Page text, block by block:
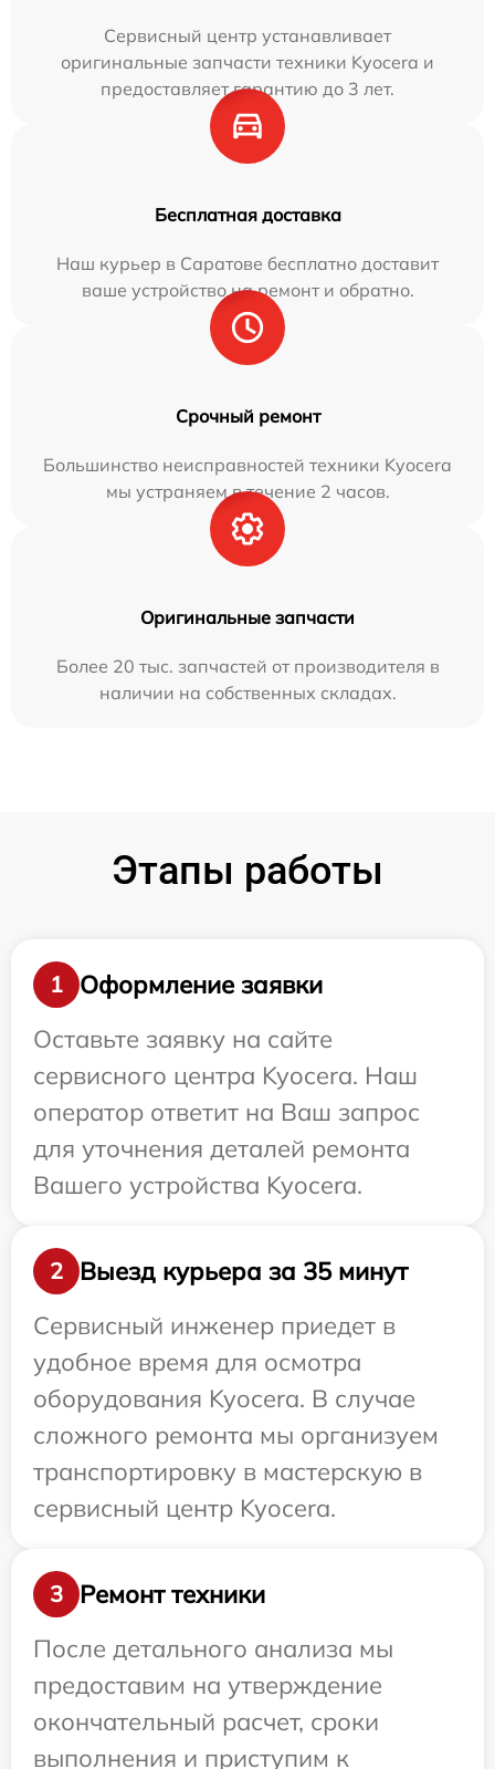
Сервисный центр устанавливает
оригинальные запчасти техники Kyocera и
предоставляет гарантию до 3 лет.
Бесплатная доставка
Наш курьер в Саратове бесплатно доставит
ваше устройство на ремонт и обратно.
Срочный ремонт
Большинство неисправностей техники Kyocera
мы устраняем в течение 2 часов.
Оригинальные запчасти
Более 20 тыс. запчастей от производителя в
наличии на собственных складах.
Этапы работы
1
Оформление заявки
Оставьте заявку на сайте
сервисного центра Kyocera. Наш
оператор ответит на Ваш запрос
для уточнения деталей ремонта
Вашего устройства Kyocera.
2
Выезд курьера за 35 минут
Сервисный инженер приедет в
удобное время для осмотра
оборудования Kyocera. В случае
сложного ремонта мы организуем
транспортировку в мастерскую в
сервисный центр Kyocera.
3
Ремонт техники
После детального анализа мы
предоставим на утверждение
окончательный расчет, сроки
выполнения и приступим к